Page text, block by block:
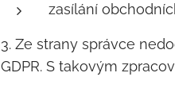
zasílání
3. Ze strany správce
GDPR. S takovým